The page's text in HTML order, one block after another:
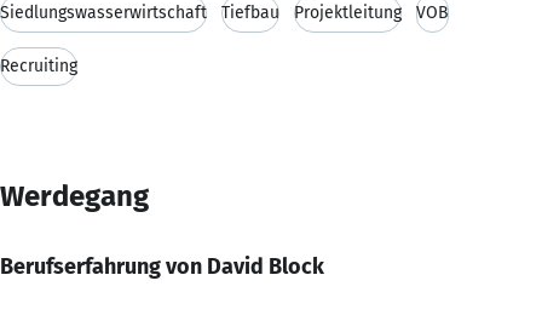
Siedlungswasserwirtschaft Tiefbau Projektleitung VOB
Recruiting
Werdegang
Berufserfahrung von David Block